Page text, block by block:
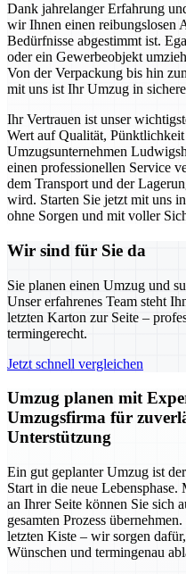
Dank jahrelanger Erfahrung
wir Ihnen einen reibungslosen
Bedürfnisse abgestimmt ist.
oder ein Gewerbeobjekt
Von der Verpackung bis hin
mit uns ist Ihr Umzug in
Ihr Vertrauen ist unser
Wert auf Qualität,
Umzugsunternehmen
einen professionellen Service
dem Transport und der
wird. Starten Sie jetzt mit uns
ohne Sorgen und mit voller
Wir sind für Sie da
Sie planen einen Umzug und
Unser erfahrenes Team steht
letzten Karton zur Seite –
termingerecht.
Jetzt schnell vergleichen
Umzug planen mit
Umzugsfirma für
Unterstützung
Ein gut geplanter Umzug ist
Start in die neue
an Ihrer Seite können Sie sich
gesamten Prozess
letzten Kiste – wir sorgen
Wünschen und termingenau